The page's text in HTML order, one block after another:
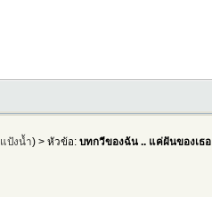
แป้งน้ำ) > หัวข้อ:บทกวีของฉัน .. แค่ฝันของเธอ